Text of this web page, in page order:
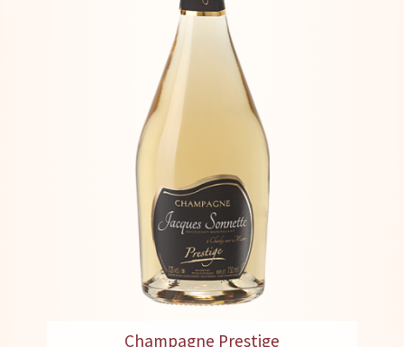
Champagne Prestige